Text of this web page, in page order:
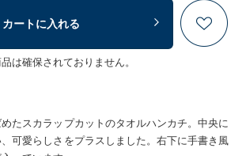
カートに入れる
は確保されておりません。
たスカラップカットのタオルハンカチ。中央に
可愛らしさをプラスしました。右下に手書き風